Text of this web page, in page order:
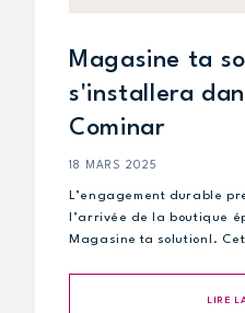
Magasine ta
s'installera
Cominar
18 MARS 2025
L’engagement durable
l’arrivée de la boutique
Magasine ta solution!.
LIRE